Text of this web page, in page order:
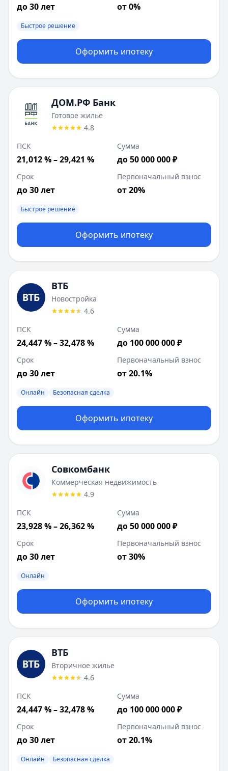
до 30 лет от 0%
Быстрое решение
Оформить ипотеку
ДОМ.РФ Банк
Готовое жилье
4.8
ПСК
21,012 % – 29,421 %
Сумма
до 50 000 000 ₽
Срок
до 30 лет
Первоначальный взнос
от 20%
Быстрое решение
Оформить ипотеку
ВТБ
Новостройка
4.6
ПСК
24,447 % – 32,478 %
Сумма
до 100 000 000 ₽
Срок
до 30 лет
Первоначальный взнос
от 20.1%
Онлайн Безопасная сделка
Оформить ипотеку
Совкомбанк
Коммерческая недвижимость
4.9
ПСК
23,928 % – 26,362 %
Сумма
до 50 000 000 ₽
Срок
до 30 лет
Первоначальный взнос
от 30%
Онлайн
Оформить ипотеку
ВТБ
Вторичное жилье
4.6
ПСК
24,447 % – 32,478 %
Сумма
до 100 000 000 ₽
Срок
до 30 лет
Первоначальный взнос
от 20.1%
Онлайн Безопасная сделка